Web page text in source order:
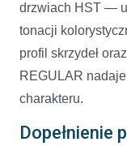
drzwiach HST —
tonacji
profil skrzydeł
REGULAR
charakteru.
Dopełnienie